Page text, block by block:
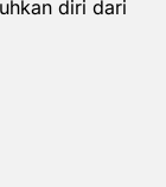
diri dari